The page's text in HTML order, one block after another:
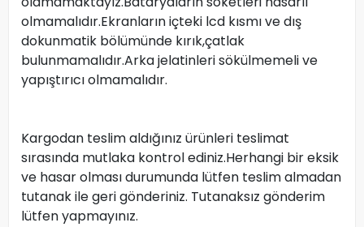
olmamalıdır.Ekranların içteki lcd kısmı ve dış
dokunmatik bölümünde kırık,çatlak
bulunmamalıdır.Arka jelatinleri sökülmemeli ve
yapıştırıcı olmamalıdır.
Kargodan teslim aldığınız ürünleri teslimat
sırasında mutlaka kontrol ediniz.Herhangi bir eksik
ve hasar olması durumunda lütfen teslim almadan
tutanak ile geri gönderiniz. Tutanaksız gönderim
lütfen yapmayınız.